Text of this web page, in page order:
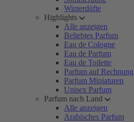
Winterdüfte
Highlights
Alle anzeigen
Beliebtes Parfum
Eau de Cologne
Eau de Parfum
Eau de Toilette
Parfum auf Rechnung
Parfum Miniaturen
Unisex Parfum
Parfum nach Land
Alle anzeigen
Arabisches Parfum